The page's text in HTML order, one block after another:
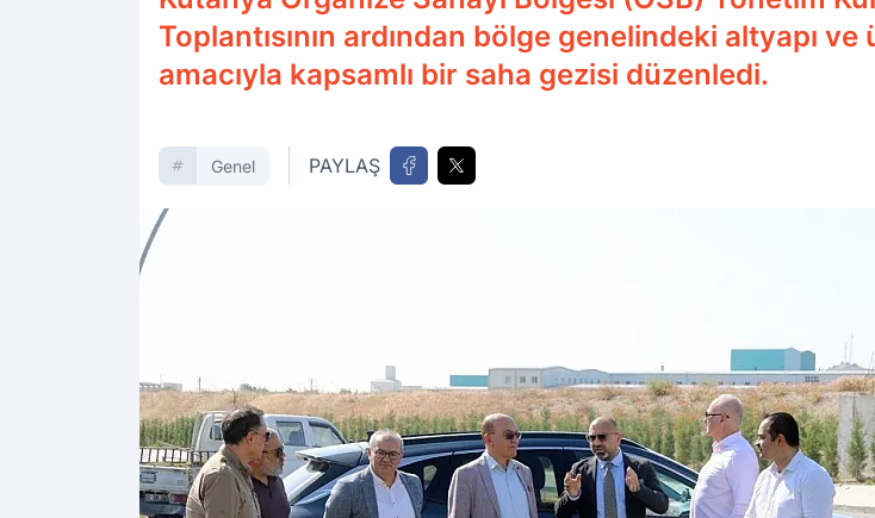
Toplantısının ardından bölge genelindeki altyapı
amacıyla kapsamlı bir saha gezisi düzenledi.
Genel PAYLAŞ